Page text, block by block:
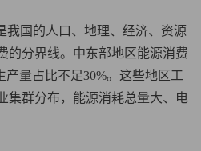
我国的人口、地理、经济、资源
的分界线。中东部地区能源消费
产量占比不足30%。这些地区工
集群分布，能源消耗总量大、电